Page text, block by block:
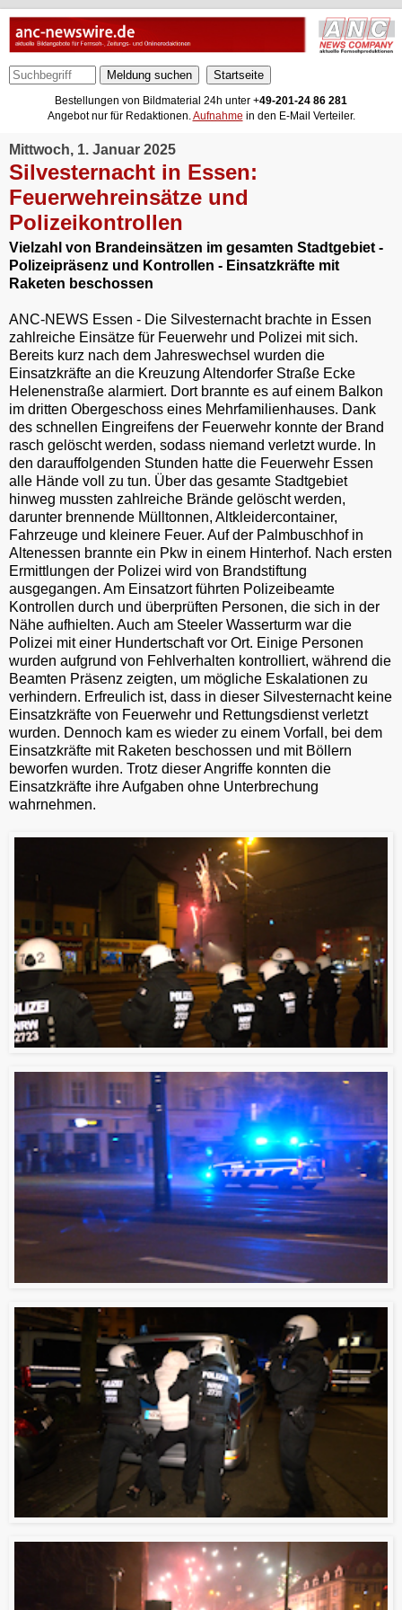
Meldung suchen
Bestellungen von Bildmaterial 24h unter +49-201-24 86 281
Angebot nur für Redaktionen.Aufnahme in den E-Mail Verteiler.
Mittwoch, 1. Januar 2025
Silvesternacht in Essen:
Feuerwehreinsätze und
Polizeikontrollen
Vielzahl von Brandeinsätzen im gesamten Stadtgebiet -
Polizeipräsenz und Kontrollen - Einsatzkräfte mit
Raketen beschossen
ANC-NEWS Essen - Die Silvesternacht brachte in Essen
zahlreiche Einsätze für Feuerwehr und Polizei mit sich.
Bereits kurz nach dem Jahreswechsel wurden die
Einsatzkräfte an die Kreuzung Altendorfer Straße Ecke
Helenenstraße alarmiert. Dort brannte es auf einem Balkon
im dritten Obergeschoss eines Mehrfamilienhauses. Dank
des schnellen Eingreifens der Feuerwehr konnte der Brand
rasch gelöscht werden, sodass niemand verletzt wurde. In
den darauffolgenden Stunden hatte die Feuerwehr Essen
alle Hände voll zu tun. Über das gesamte Stadtgebiet
hinweg mussten zahlreiche Brände gelöscht werden,
darunter brennende Mülltonnen, Altkleidercontainer,
Fahrzeuge und kleinere Feuer. Auf der Palmbuschhof in
Altenessen brannte ein Pkw in einem Hinterhof. Nach ersten
Ermittlungen der Polizei wird von Brandstiftung
ausgegangen. Am Einsatzort führten Polizeibeamte
Kontrollen durch und überprüften Personen, die sich in der
Nähe aufhielten. Auch am Steeler Wasserturm war die
Polizei mit einer Hundertschaft vor Ort. Einige Personen
wurden aufgrund von Fehlverhalten kontrolliert, während die
Beamten Präsenz zeigten, um mögliche Eskalationen zu
verhindern. Erfreulich ist, dass in dieser Silvesternacht keine
Einsatzkräfte von Feuerwehr und Rettungsdienst verletzt
wurden. Dennoch kam es wieder zu einem Vorfall, bei dem
Einsatzkräfte mit Raketen beschossen und mit Böllern
beworfen wurden. Trotz dieser Angriffe konnten die
Einsatzkräfte ihre Aufgaben ohne Unterbrechung
wahrnehmen.